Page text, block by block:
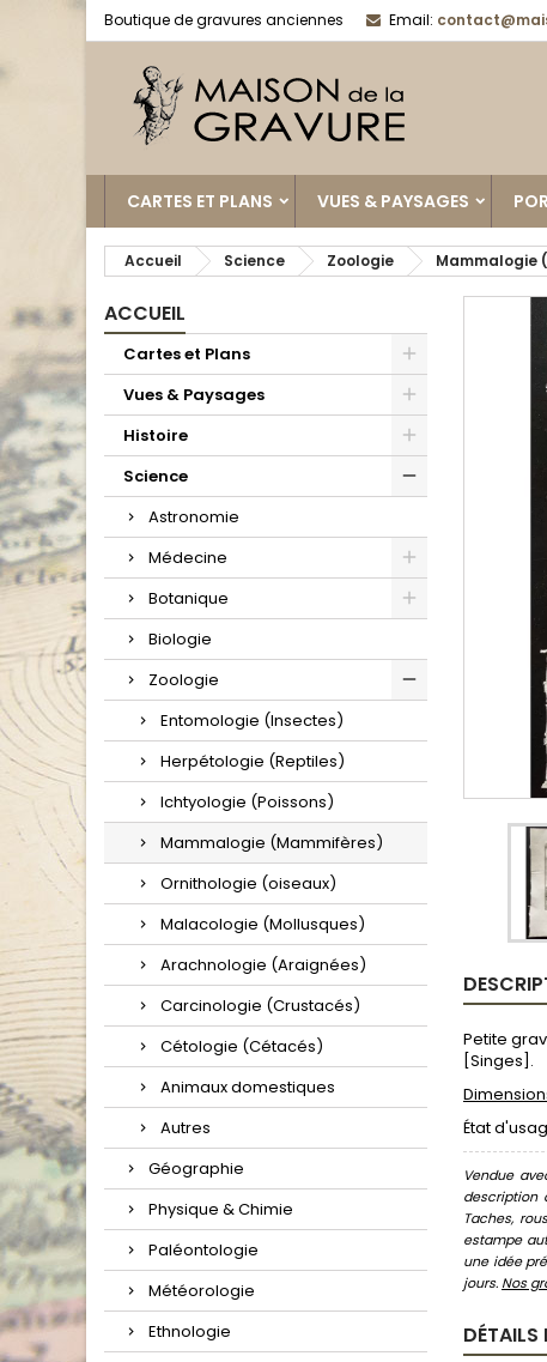
Boutique de gravures anciennes Email:
CARTES ET PLANS VUES & PAYSAGES
Accueil Science Zoologie Mammalogie
ACCUEIL
Cartes et Plans
Vues & Paysages
Histoire
Science
Astronomie
Médecine
Botanique
Biologie
Zoologie
Entomologie (Insectes)
Herpétologie (Reptiles)
Ichtyologie (Poissons)
Mammalogie (Mammifères)
Ornithologie (oiseaux)
Malacologie (Mollusques)
Arachnologie (Araignées)
Carcinologie (Crustacés)
Cétologie (Cétacés)
Animaux domestiques
Autres
Géographie
Physique & Chimie
Paléontologie
Météorologie
Ethnologie
Petite
[Singes].
État
Vendue
description
Taches,
estampe
une idée
jours. Nos
DÉTAILS